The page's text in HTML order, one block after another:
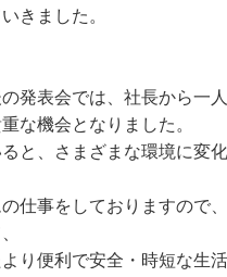
きました。
発表会では、社長から一
な機会となりました。
と、さまざまな環境に変化
仕事をしておりますので
り便利で安全・時短な生